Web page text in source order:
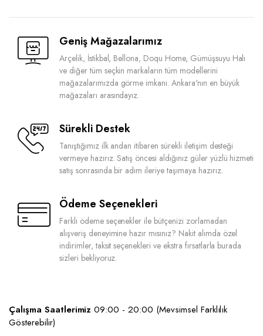
Geniş Mağazalarımız
Arçelik, İstikbal, Bellona, Doqu Home, Gümüşsuyu Halı
ve diğer tüm seçkin markaların tüm modellerini
mağazalarımızda görme imkanı. Ankara'nın en büyük
mağazaları arasındayız.
Sürekli Destek
Tanıştığımız ilk andan itibaren sürekli iletişim desteği
vermeye hazırız. Satış öncesi aldığınız güler yüzlü hizmeti
satış sonrasında bir adım ileriye taşımaya hazırız.
Ödeme Seçenekleri
Farklı ödeme seçenekler ile bütçenizi zorlamadan
alışveriş deneyimine hazır mısınız? Nakit alımda özel
indirimler, taksit seçenekleri ve ekstra fırsatlarla burada
sizleri bekliyoruz.
Çalışma Saatlerimiz 09:00 - 20:00 (Mevsimsel Farklılık
Gösterebilir)